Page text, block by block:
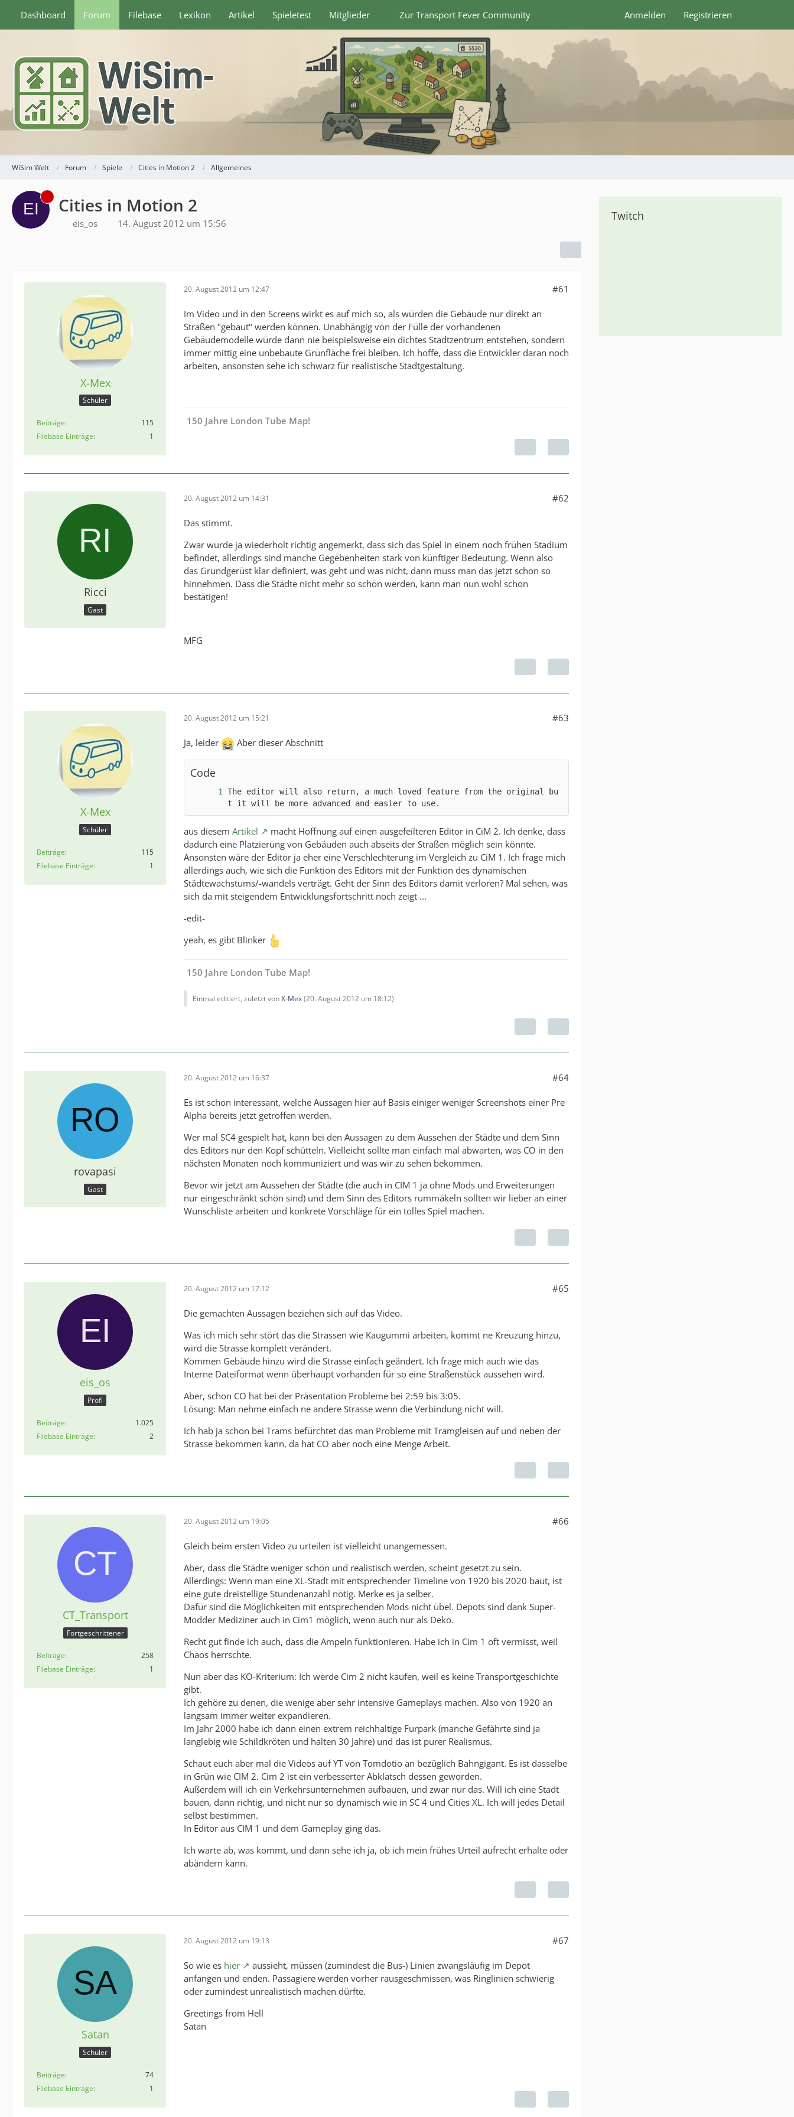
Dashboard Forum Filebase Lexikon Artikel Spieletest Mitglieder Zur Transport Fever Community Anmelden Registrieren
WiSim Welt Forum Spiele Cities in Motion 2 Allgemeines
Cities in Motion 2
eis_os 14. August 2012 um 15:56
X-Mex
Schüler
Beiträge
115
Filebase Einträge
1
20. August 2012 um 12:47 #61
Im Video und in den Screens wirkt es auf mich so, als würden die Gebäude nur direkt an
Straßen "gebaut" werden können. Unabhängig von der Fülle der vorhandenen
Gebäudemodelle würde dann nie beispielsweise ein dichtes Stadtzentrum entstehen, sondern
immer mittig eine unbebaute Grünfläche frei bleiben. Ich hoffe, dass die Entwickler daran noch
arbeiten, ansonsten sehe ich schwarz für realistische Stadtgestaltung.
150 Jahre London Tube Map!
Ricci
Gast
20. August 2012 um 14:31 #62
Das stimmt.
Zwar wurde ja wiederholt richtig angemerkt, dass sich das Spiel in einem noch frühen Stadium
befindet, allerdings sind manche Gegebenheiten stark von künftiger Bedeutung. Wenn also
das Grundgerüst klar definiert, was geht und was nicht, dann muss man das jetzt schon so
hinnehmen. Dass die Städte nicht mehr so schön werden, kann man nun wohl schon
bestätigen!
MFG
X-Mex
Schüler
Beiträge
115
Filebase Einträge
1
20. August 2012 um 15:21 #63
Ja, leider Aber dieser Abschnitt
Code
The editor will also return, a much loved feature from the original bu
t it will be more advanced and easier to use.
aus diesem Artikel
macht Hoffnung auf einen ausgefeilteren Editor in CiM 2. Ich denke, dass
dadurch eine Platzierung von Gebäuden auch abseits der Straßen möglich sein könnte.
Ansonsten wäre der Editor ja eher eine Verschlechterung im Vergleich zu CiM 1. Ich frage mich
allerdings auch, wie sich die Funktion des Editors mit der Funktion des dynamischen
Städtewachstums/-wandels verträgt. Geht der Sinn des Editors damit verloren? Mal sehen, was
sich da mit steigendem Entwicklungsfortschritt noch zeigt ...
-edit-
yeah, es gibt Blinker
150 Jahre London Tube Map!
Einmal editiert, zuletzt vonX-Mex(20. August 2012 um 18:12)
rovapasi
Gast
20. August 2012 um 16:37 #64
Es ist schon interessant, welche Aussagen hier auf Basis einiger weniger Screenshots einer Pre
Alpha bereits jetzt getroffen werden.
Wer mal SC4 gespielt hat, kann bei den Aussagen zu dem Aussehen der Städte und dem Sinn
des Editors nur den Kopf schütteln. Vielleicht sollte man einfach mal abwarten, was CO in den
nächsten Monaten noch kommuniziert und was wir zu sehen bekommen.
Bevor wir jetzt am Aussehen der Städte (die auch in CIM 1 ja ohne Mods und Erweiterungen
nur eingeschränkt schön sind) und dem Sinn des Editors rummäkeln sollten wir lieber an einer
Wunschliste arbeiten und konkrete Vorschläge für ein tolles Spiel machen.
eis_os
Profi
Beiträge
1.025
Filebase Einträge
2
20. August 2012 um 17:12 #65
Die gemachten Aussagen beziehen sich auf das Video.
Was ich mich sehr stört das die Strassen wie Kaugummi arbeiten, kommt ne Kreuzung hinzu,
wird die Strasse komplett verändert.
Kommen Gebäude hinzu wird die Strasse einfach geändert. Ich frage mich auch wie das
Interne Dateiformat wenn überhaupt vorhanden für so eine Straßenstück aussehen wird.
Aber, schon CO hat bei der Präsentation Probleme bei 2:59 bis 3:05.
Lösung: Man nehme einfach ne andere Strasse wenn die Verbindung nicht will.
Ich hab ja schon bei Trams befürchtet das man Probleme mit Tramgleisen auf und neben der
Strasse bekommen kann, da hat CO aber noch eine Menge Arbeit.
CT_Transport
Fortgeschrittener
Beiträge
258
Filebase Einträge
1
20. August 2012 um 19:05 #66
Gleich beim ersten Video zu urteilen ist vielleicht unangemessen.
Aber, dass die Städte weniger schön und realistisch werden, scheint gesetzt zu sein.
Allerdings: Wenn man eine XL-Stadt mit entsprechender Timeline von 1920 bis 2020 baut, ist
eine gute dreistellige Stundenanzahl nötig. Merke es ja selber.
Dafür sind die Möglichkeiten mit entsprechenden Mods nicht übel. Depots sind dank Super-
Modder Mediziner auch in Cim1 möglich, wenn auch nur als Deko.
Recht gut finde ich auch, dass die Ampeln funktionieren. Habe ich in Cim 1 oft vermisst, weil
Chaos herrschte.
Nun aber das KO-Kriterium: Ich werde Cim 2 nicht kaufen, weil es keine Transportgeschichte
gibt.
Ich gehöre zu denen, die wenige aber sehr intensive Gameplays machen. Also von 1920 an
langsam immer weiter expandieren.
Im Jahr 2000 habe ich dann einen extrem reichhaltige Furpark (manche Gefährte sind ja
langlebig wie Schildkröten und halten 30 Jahre) und das ist purer Realismus.
Schaut euch aber mal die Videos auf YT von Tomdotio an bezüglich Bahngigant. Es ist dasselbe
in Grün wie CIM 2. Cim 2 ist ein verbesserter Abklatsch dessen geworden.
Außerdem will ich ein Verkehrsunternehmen aufbauen, und zwar nur das. Will ich eine Stadt
bauen, dann richtig, und nicht nur so dynamisch wie in SC 4 und Cities XL. Ich will jedes Detail
selbst bestimmen.
In Editor aus CIM 1 und dem Gameplay ging das.
Ich warte ab, was kommt, und dann sehe ich ja, ob ich mein frühes Urteil aufrecht erhalte oder
abändern kann.
Satan
Schüler
Beiträge
74
Filebase Einträge
1
20. August 2012 um 19:13 #67
So wie es hier
aussieht, müssen (zumindest die Bus-) Linien zwangsläufig im Depot
anfangen und enden. Passagiere werden vorher rausgeschmissen, was Ringlinien schwierig
oder zumindest unrealistisch machen dürfte.
Greetings from Hell
Satan
Twitch